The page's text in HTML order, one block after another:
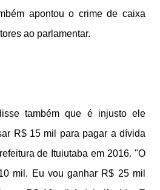
apontou o crime de caixa
ao parlamentar.
também que é injusto ele
R$ 15 mil para pagar a dívida
de Ituiutaba em 2016. "O
mil. Eu vou ganhar R$ 25 mil